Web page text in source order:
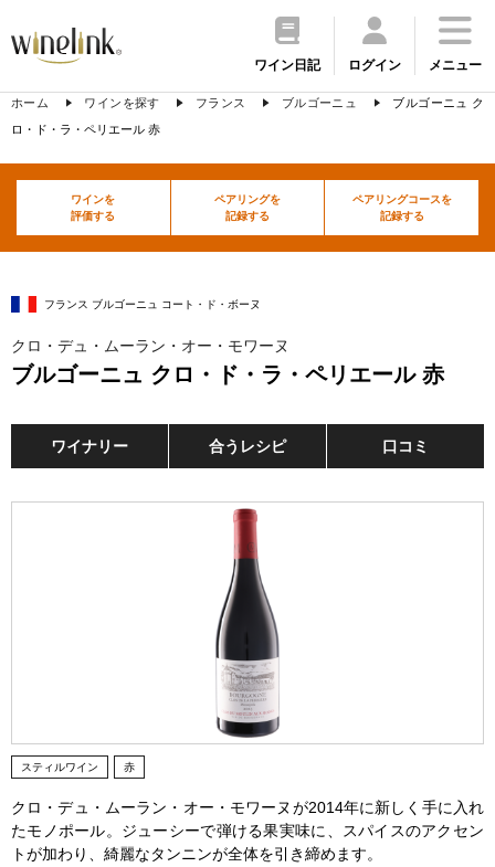
ワイン日記 ログイン メニュー
ホーム ワインを探す フランス ブルゴーニュ
ブルゴーニュ ク
ロ・ド・ラ・ペリエール 赤
ワインを
評価する
ペアリングを
記録する
ペアリングコースを
記録する
フランス ブルゴーニュ コート・ド・ボーヌ
クロ・デュ・ムーラン・オー・モワーヌ
ブルゴーニュ クロ・ド・ラ・ペリエール 赤
ワイナリー 合うレシピ 口コミ
スティルワイン 赤
クロ・デュ・ムーラン・オー・モワーヌが2014年に新しく手に入れ
たモノポール。ジューシーで弾ける果実味に、スパイスのアクセン
トが加わり、綺麗なタンニンが全体を引き締めます。